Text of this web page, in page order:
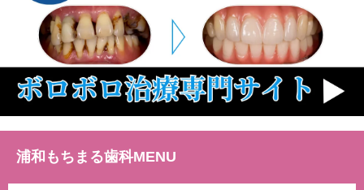
浦和もちまる歯科MENU